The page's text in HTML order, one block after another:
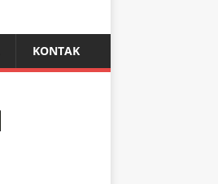
KONTAK